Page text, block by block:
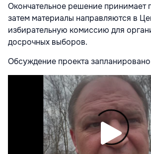
Окончательное решение принимает
затем материалы направляются в
избирательную комиссию для
досрочных выборов.
Обсуждение проекта